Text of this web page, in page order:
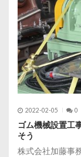
2022-02-05 0
ゴム機械設置工
そう
株式会社加藤事